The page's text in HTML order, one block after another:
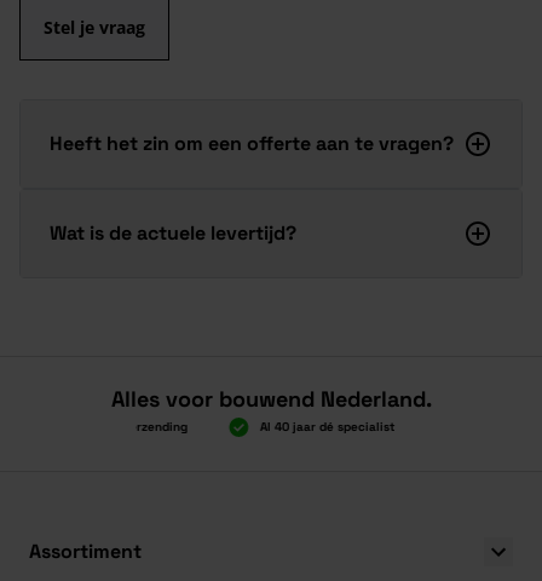
Stel je vraag
Heeft het zin om een offerte aan te vragen?
Wat is de actuele levertijd?
Alles voor bouwend Nederland.
2.000 gratis verzending Al 40 jaar dé specialist
Assortiment